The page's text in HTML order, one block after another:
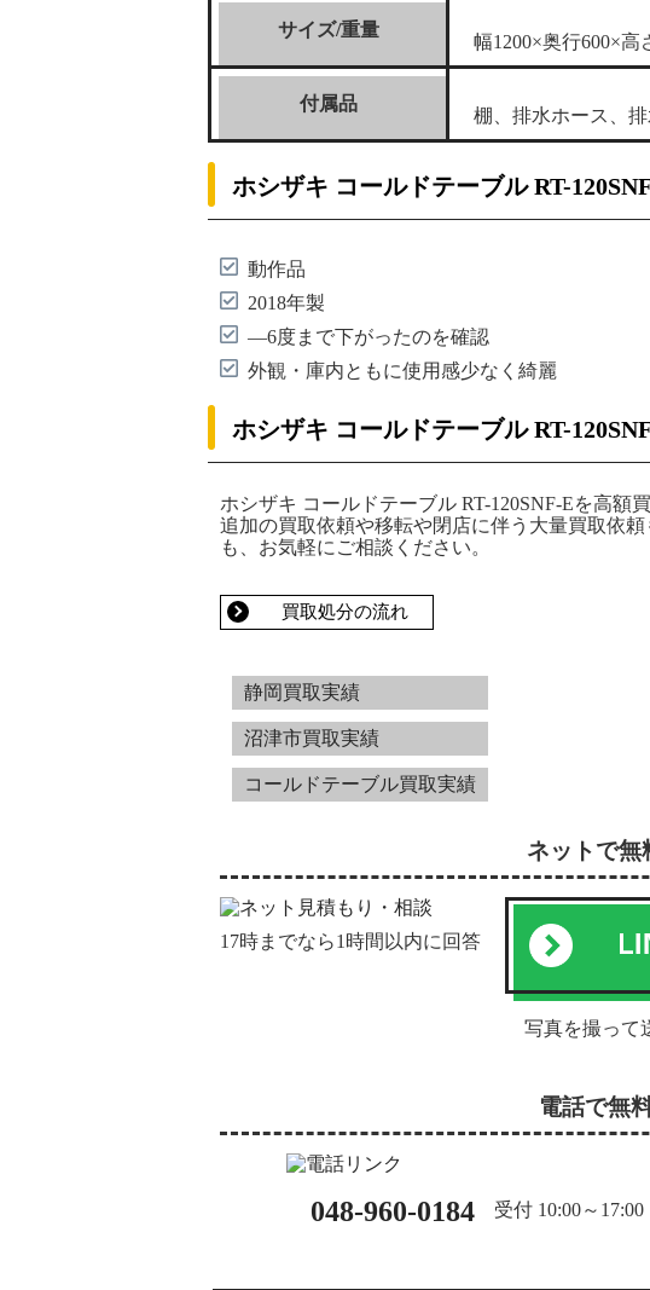
サイズ/重量
幅1200×奥行600×高
付属品
棚、排水ホース、
ホシザキ コールドテーブル RT-
動作品
2018年製
―6度まで下がったのを確認
外観・庫内ともに使用感少なく綺麗
ホシザキ コールドテーブル RT-
ホシザキ コールドテーブル RT-120SNF-Eを高額
追加の買取依頼や移転や閉店に伴う大量買取依
も、お気軽にご相談ください。
買取処分の流れ
静岡買取実績
沼津市買取実績
コールドテーブル買取実績
ネットで無
17時までなら1時間以内に回答
写真を撮って
電話で無
048-960-0184 受付 10:00～